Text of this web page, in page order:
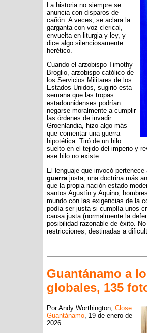
La historia no siempre se
anuncia con disparos de
cañón. A veces, se aclara la
garganta con voz clerical,
envuelta en liturgia y ley, y
dice algo silenciosamente
herético.
Cuando el arzobispo Timothy
Broglio, arzobispo católico de
los Servicios Militares de los
Estados Unidos, sugirió esta
semana que las tropas
estadounidenses podrían
negarse moralmente a cumplir
las órdenes de invadir
Groenlandia, hizo algo más
que comentar una guerra
hipotética. Tiró de un hilo
suelto en el tejido del imperio y
ese hilo no existe.
El lenguaje que invocó
guerrajusta, una doctrina más
que la propia nación-estado
santos Agustín y Aquino,
mundo con las exigencias de la
podía ser justa si cumplía unos
causa justa (normalmente la
posibilidad razonable de éxito.
restricciones, destinadas a
Guantánamo a
globales, 135
Por Andy Worthington, Close
Guantánamo , 19 de enero de
2026.